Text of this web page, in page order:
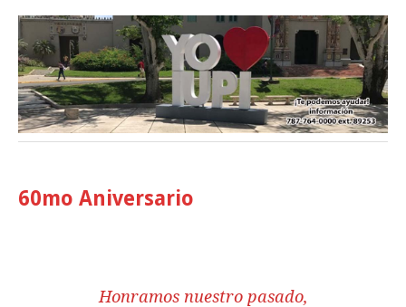
60mo Aniversario
Honramos nuestro pasado,